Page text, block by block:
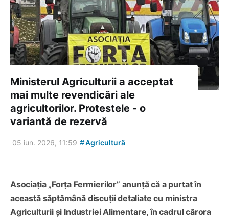
Ministerul Agriculturii a acceptat
mai multe revendicări ale
agricultorilor. Protestele - o
variantă de rezervă
05 iun. 2026, 11:59 #Agricultură
Asociația „Forța Fermierilor” anunță că a purtat în
această săptămână discuții detaliate cu ministra
Agriculturii și Industriei Alimentare, în cadrul cărora